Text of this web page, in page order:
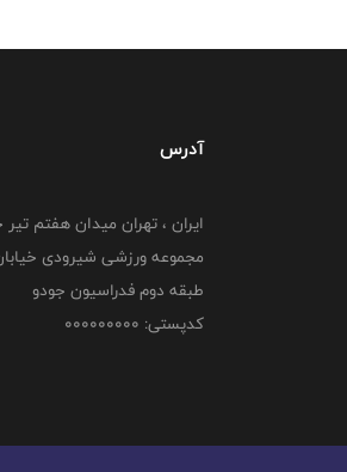
آدرس
ایران ، تهران میدان هفتم
طبقه دوم فدراسیون جودو
کدپستی: 000000000